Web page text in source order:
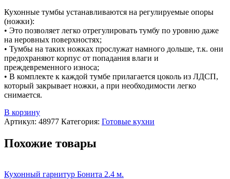
Кухонные тумбы устанавливаются на регулируемые опоры
(ножки):
• Это позволяет легко отрегулировать тумбу по уровню даже
на неровных поверхностях;
• Тумбы на таких ножках прослужат намного дольше, т.к. они
предохраняют корпус от попадания влаги и
преждевременного износа;
• В комплекте к каждой тумбе прилагается цоколь из ЛДСП,
который закрывает ножки, а при необходимости легко
снимается.
В корзину
Артикул: 48977 Категория: Готовые кухни
Похожие товары
Кухонный гарнитур Бонита 2.4 м.